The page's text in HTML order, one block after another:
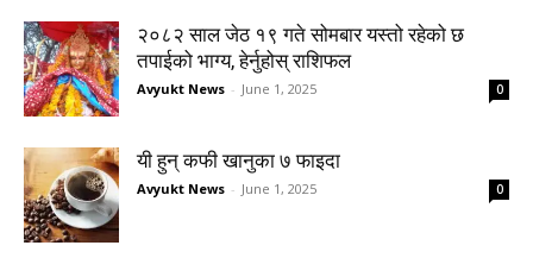
२०८२ साल जेठ १९ गते सोमबार यस्तो रहेको छ
तपाईको भाग्य, हेर्नुहोस् राशिफल
Avyukt News - June 1, 2025 0
यी हुन् कफी खानुका ७ फाइदा
Avyukt News - June 1, 2025 0